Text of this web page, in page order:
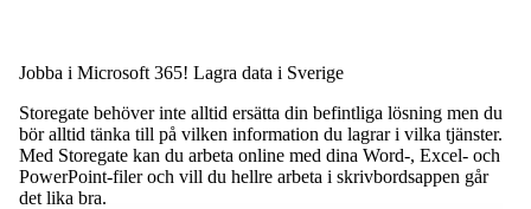
Jobba i Microsoft 365! Lagra data i Sverige
Storegate behöver inte alltid ersätta din befintliga lösning men du
bör alltid tänka till på vilken information du lagrar i vilka tjänster.
Med Storegate kan du arbeta online med dina Word-, Excel- och
PowerPoint-filer och vill du hellre arbeta i skrivbordsappen går
det lika bra.